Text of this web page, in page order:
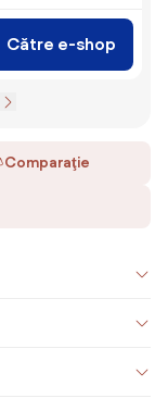
Către e-shop
Comparaţie